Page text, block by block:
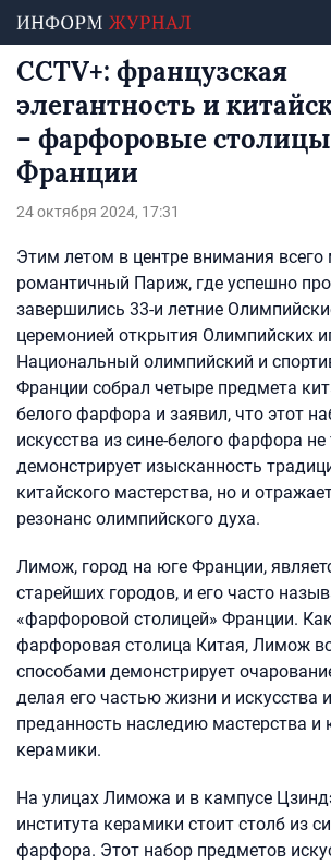
CCTV+: французская
элегантность и
– фарфоровые
Франции
24 октября 2024, 17:31
Этим летом в центре внимания
романтичный Париж, где успешно
завершились 33-и летние
церемонией открытия Олимпийских
Национальный олимпийский и
Франции собрал четыре предмета
белого фарфора и заявил, что этот
искусства из сине-белого фарфора не
демонстрирует изысканность
китайского мастерства, но и
резонанс олимпийского духа.
Лимож, город на юге Франции,
старейших городов, и его часто
«фарфоровой столицей» Франции.
фарфоровая столица Китая, Лимож
способами демонстрирует
делая его частью жизни и искусства
преданность наследию мастерства и
керамики.
На улицах Лиможа и в кампусе
института керамики стоит столб из
фарфора. Этот набор предметов